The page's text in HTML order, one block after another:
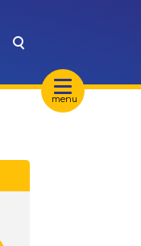
menu